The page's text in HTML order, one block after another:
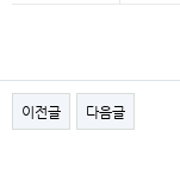
이전글 다음글